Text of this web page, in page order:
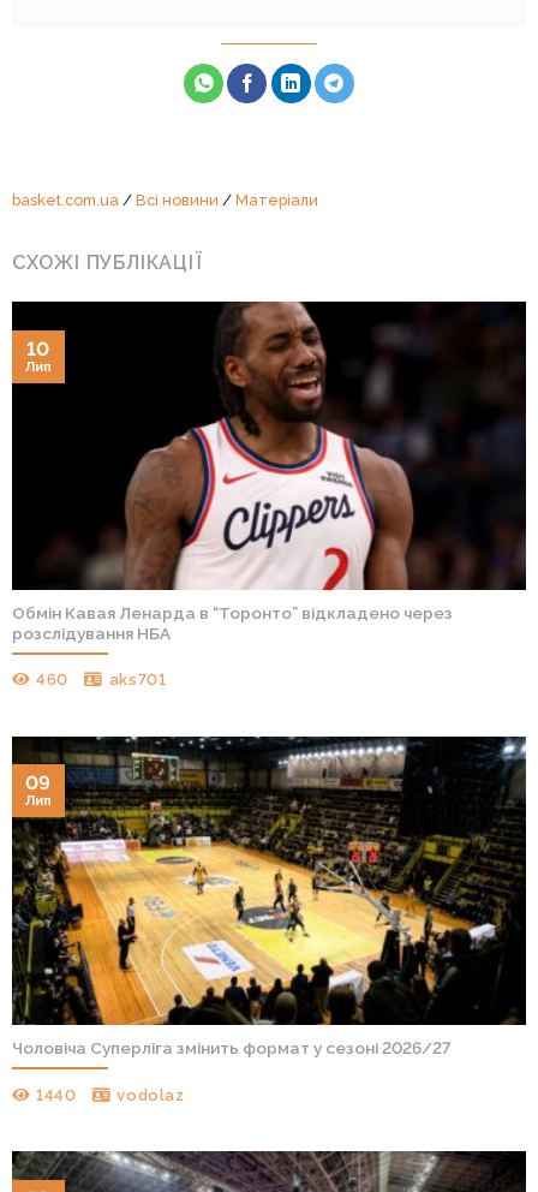
basket.com.ua/ Всі новини / Матеріали
СХОЖІ ПУБЛІКАЦІЇ
Обмін Кавая Ленарда в “Торонто” відкладено через
розслідування НБА
460 aks701
10
Лип
Чоловіча Суперліга змінить формат у сезоні 2026/27
1440 vodolaz
09
Лип